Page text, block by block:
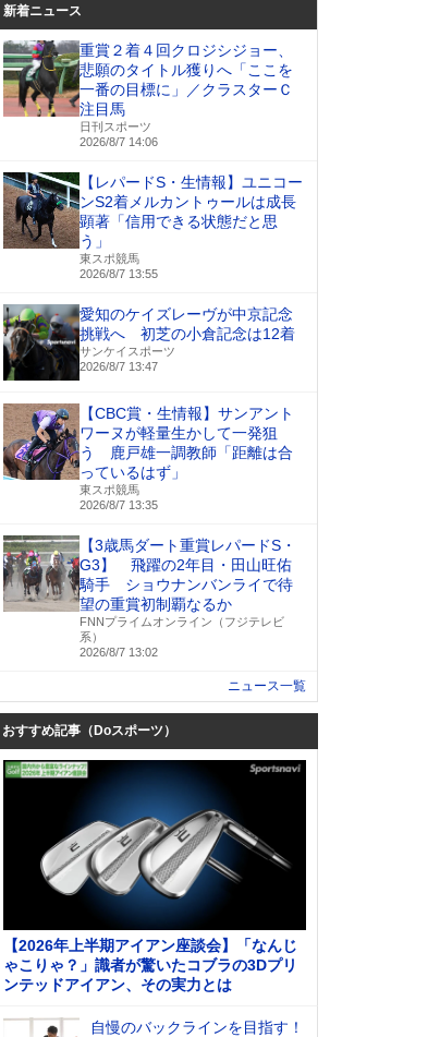
新着ニュース
重賞２着４回クロジシジョー、
悲願のタイトル獲りへ「ここを
一番の目標に」／クラスターＣ
注目馬
日刊スポーツ
2026/8/7 14:06
【レパードS・生情報】ユニコー
ンS2着メルカントゥールは成長
顕著「信用できる状態だと思
う」
東スポ競馬
2026/8/7 13:55
愛知のケイズレーヴが中京記念
挑戦へ 初芝の小倉記念は12着
サンケイスポーツ
2026/8/7 13:47
【CBC賞・生情報】サンアント
ワーヌが軽量生かして一発狙
う 鹿戸雄一調教師「距離は合
っているはず」
東スポ競馬
2026/8/7 13:35
【3歳馬ダート重賞レパードS・
G3】 飛躍の2年目・田山旺佑
騎手 ショウナンバンライで待
望の重賞初制覇なるか
FNNプライムオンライン（フジテレビ
系）
2026/8/7 13:02
ニュース一覧
おすすめ記事（Doスポーツ）
【2026年上半期アイアン座談会】「なんじ
ゃこりゃ？」識者が驚いたコブラの3Dプリ
ンテッドアイアン、その実力とは
自慢のバックラインを目指す！